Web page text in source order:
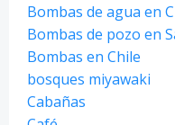
Bombas de agua en
Bombas de pozo en
Bombas en Chile
bosques miyawaki
Cabañas